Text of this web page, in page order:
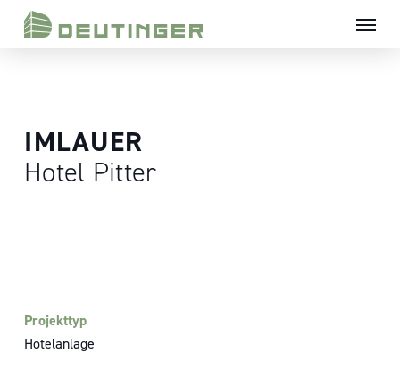
Menü
IMLAUER
Hotel Pitter
Projekttyp
Hotelanlage